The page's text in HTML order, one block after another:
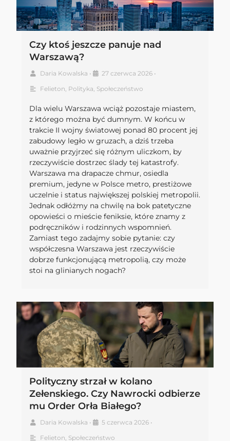
Czy ktoś jeszcze panuje nad
Warszawą?
Daria Kowalska • 27 czerwca 2026 •
Felieton, Polityka, Społeczeństwo
Dla wielu Warszawa wciąż pozostaje miastem,
z którego można być dumnym. W końcu w
trakcie II wojny światowej ponad 80 procent jej
zabudowy legło w gruzach, a dziś trzeba
uważnie przyjrzeć się różnym uliczkom, by
rzeczywiście dostrzec ślady tej katastrofy.
Warszawa ma drapacze chmur, osiedla
premium, jedyne w Polsce metro, prestiżowe
uczelnie i status największej polskiej metropolii.
Jednak odłóżmy na chwilę na bok patetyczne
opowieści o mieście feniksie, które znamy z
podręczników i rodzinnych wspomnień.
Zamiast tego zadajmy sobie pytanie: czy
współczesna Warszawa jest rzeczywiście
dobrze funkcjonującą metropolią, czy może
stoi na glinianych nogach?
Polityczny strzał w kolano
Zełenskiego. Czy Nawrocki odbierze
mu Order Orła Białego?
Daria Kowalska • 5 czerwca 2026 •
Felieton Społeczeństwo